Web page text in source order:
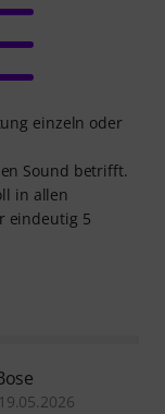
einzeln oder
Sound betrifft.
in allen
eindeutig 5